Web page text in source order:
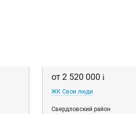
от 2 520 000 i
ЖК Свои люди
Свердловский район